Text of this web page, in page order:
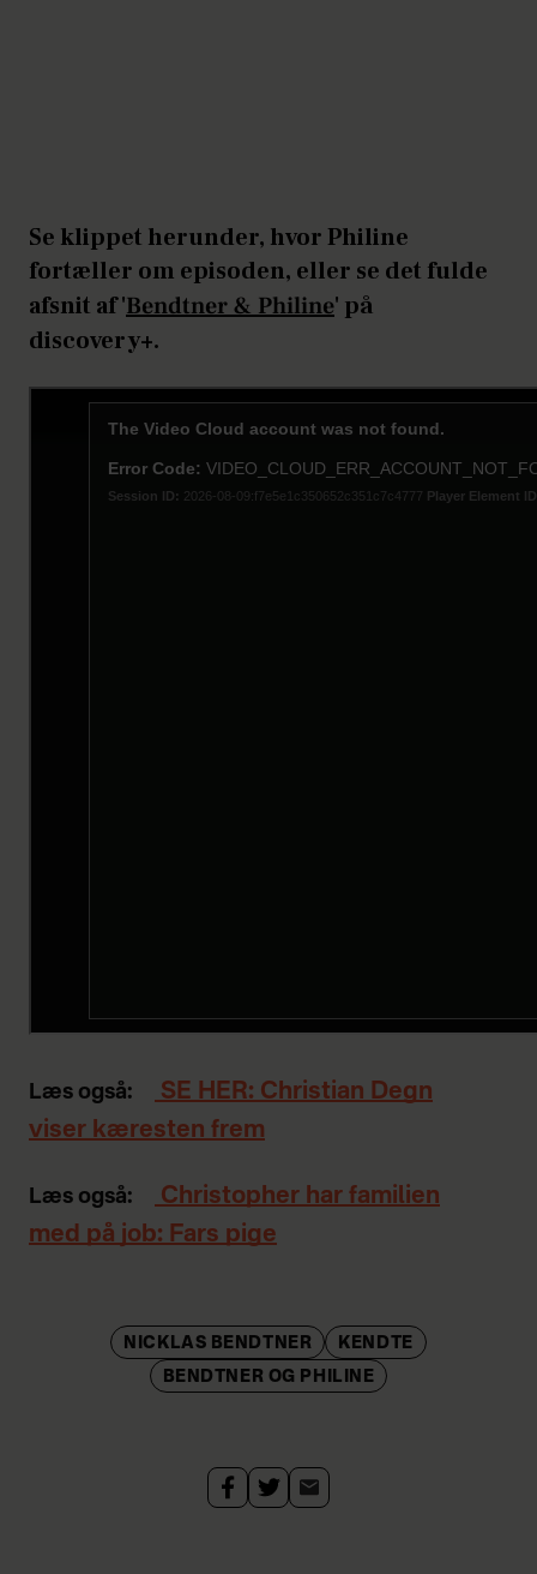
Se klippet herunder, hvor Philine
fortæller om episoden, eller se det fulde
afsnit af 'Bendtner & Philine' på
discovery+.
Læs også:
SE HER: Christian Degn
viser kæresten frem
Læs også:
Christopher har familien
med på job: Fars pige
NICKLAS BENDTNER
KENDTE
BENDTNER OG PHILINE